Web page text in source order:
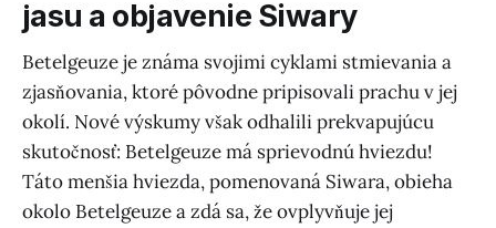
jasu a objavenie Siwary
Betelgeuze je známa svojimi cyklami stmievania a
zjasňovania, ktoré pôvodne pripisovali prachu v jej
okolí. Nové výskumy však odhalili prekvapujúcu
skutočnosť: Betelgeuze má sprievodnú hviezdu!
Táto menšia hviezda, pomenovaná Siwara, obieha
okolo Betelgeuze a zdá sa, že ovplyvňuje jej